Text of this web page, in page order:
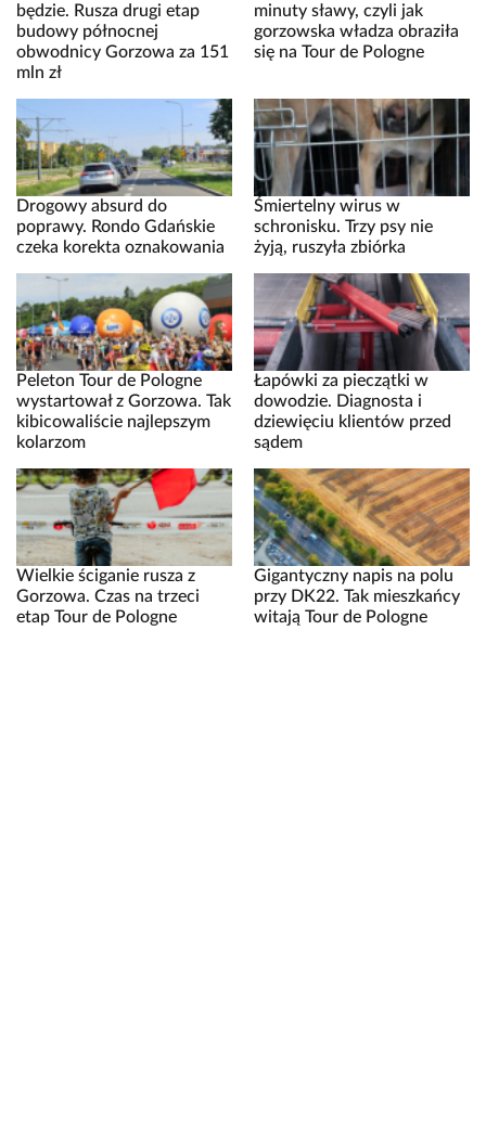
będzie. Rusza drugi etap
budowy północnej
obwodnicy Gorzowa za 151
mln zł
minuty sławy, czyli jak
gorzowska władza obraziła
się na Tour de Pologne
Drogowy absurd do
poprawy. Rondo Gdańskie
czeka korekta oznakowania
Śmiertelny wirus w
schronisku. Trzy psy nie
żyją, ruszyła zbiórka
Peleton Tour de Pologne
wystartował z Gorzowa. Tak
kibicowaliście najlepszym
kolarzom
Łapówki za pieczątki w
dowodzie. Diagnosta i
dziewięciu klientów przed
sądem
Wielkie ściganie rusza z
Gorzowa. Czas na trzeci
etap Tour de Pologne
Gigantyczny napis na polu
przy DK22. Tak mieszkańcy
witają Tour de Pologne